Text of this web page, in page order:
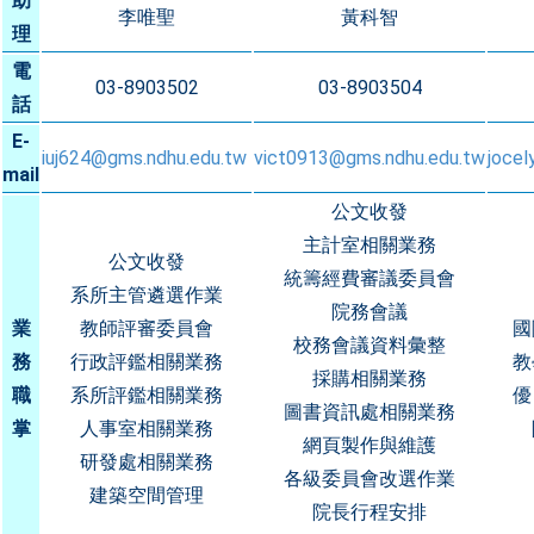
理
李唯聖 黃科智
電
話
03-8903502 03-8903504
E-
mail
iuj624@gms.ndhu.edu.tw vict0913@gms.ndhu.edu.tw
業
務
職
掌
公文收發
系所主管遴選作業
教師評審委員會
行政評鑑相關業務
系所評鑑相關業務
人事室相關業務
研發處相關業務
建築空間管理
公文收發
主計室相關業務
統籌經費審議委員會
院務會議
校務會議資料彙整
採購相關業務
圖書資訊處相關業務
網頁製作與維護
各級委員會改選作業
院長行程安排